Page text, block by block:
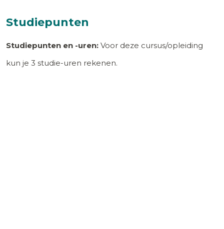
Studiepunten
Studiepunten en -uren: Voor deze cursus/opleiding
kun je 3 studie-uren rekenen.